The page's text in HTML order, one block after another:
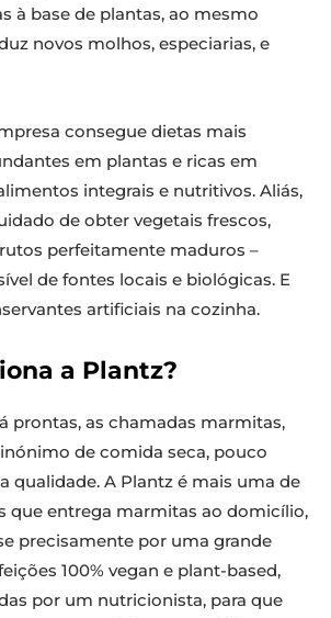
à base de plantas, ao mesmo
novos molhos, especiarias, e
consegue dietas mais
em plantas e ricas em
integrais e nutritivos. Aliás,
de obter vegetais frescos,
perfeitamente maduros –
de fontes locais e biológicas. E
artificiais na cozinha.
a Plantz?
prontas, as chamadas marmitas,
de comida seca, pouco
qualidade. A Plantz é mais uma de
que entrega marmitas ao domicílio,
precisamente por uma grande
100% vegan e plant-based,
por um nutricionista, para que